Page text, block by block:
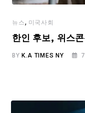
뉴스, 미국사회
한인 후보, 위스
BY K.A TIMES NY